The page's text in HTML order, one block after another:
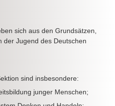
sich aus den Grundsätzen,
der Jugend des Deutschen
sind insbesondere:
junger Menschen;